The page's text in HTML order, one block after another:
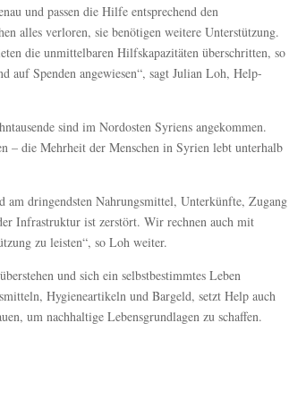
und passen die Hilfe entsprechend den
alles verloren, sie benötigen weitere Unterstützung.
die unmittelbaren Hilfskapazitäten überschritten, so
auf Spenden angewiesen“, sagt Julian Loh, Help-
sind im Nordosten Syriens angekommen.
– die Mehrheit der Menschen in Syrien lebt unterhalb
am dringendsten Nahrungsmittel, Unterkünfte, Zugang
Infrastruktur ist zerstört. Wir rechnen auch mit
zu leisten“, so Loh weiter.
und sich ein selbstbestimmtes Leben
Hygieneartikeln und Bargeld, setzt Help auch
um nachhaltige Lebensgrundlagen zu schaffen.